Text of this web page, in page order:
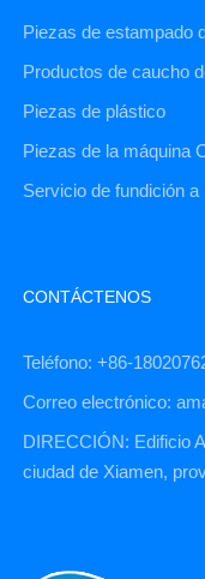
Piezas de estampado
Productos de caucho
Piezas de plástico
Piezas de la máquina
Servicio de fundición a
CONTÁCTENOS
Teléfono: +86-
Correo electrónico:
DIRECCIÓN: Edificio
ciudad de Xiamen,